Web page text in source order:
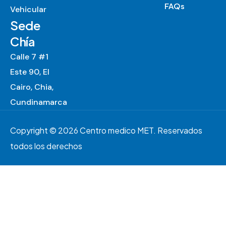
Vehicular
Sede
Chía
Calle 7 #1
Este 90, El
Cairo, Chia,
Cundinamarca
FAQs
Copyright © 2026 Centro medico MET. Reservados
todos los derechos